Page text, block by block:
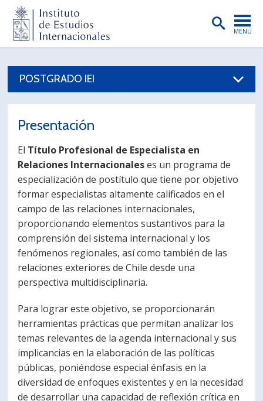
MENÚ
INVESTIGACIÓN
EXTENSIÓN
PUBLICACIONES
BIBLIOTECA
ENGLISH
PORTUGUÊS
Estudiantes Egresados
POSTGRADO IEI
Presentación
El Título Profesional de Especialista en
Relaciones Internacionaleses un programa de
especialización de postítulo que tiene por objetivo
formar especialistas altamente calificados en el
campo de las relaciones internacionales,
proporcionando elementos sustantivos para la
comprensión del sistema internacional y los
fenómenos regionales, así como también de las
relaciones exteriores de Chile desde una
perspectiva multidisciplinaria.
Para lograr este objetivo, se proporcionarán
herramientas prácticas que permitan analizar los
temas relevantes de la agenda internacional y sus
implicancias en la elaboración de las políticas
públicas, poniéndose especial énfasis en la
diversidad de enfoques existentes y en la necesidad
de desarrollar una capacidad de reflexión crítica en